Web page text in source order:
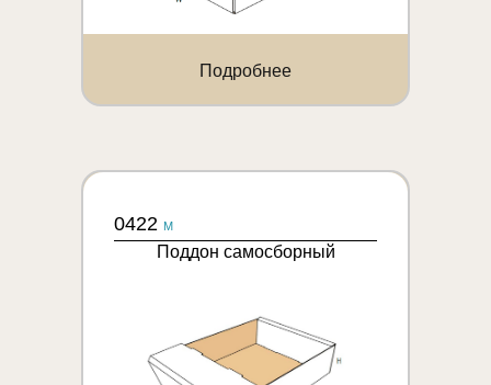
Подробнее
0422 M
Поддон самосборный